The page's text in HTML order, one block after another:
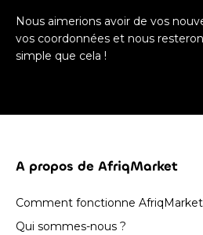
Nous aimerions avoir de vos
vos coordonnées et nous
simple que cela !
A propos de AfriqMarket
Comment fonctionne AfriqMarket
Qui sommes-nous ?